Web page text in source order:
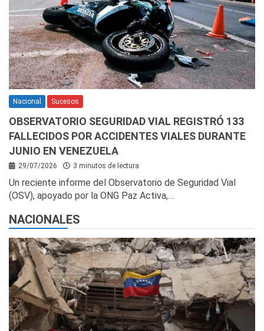
Nacional Sucesos
OBSERVATORIO SEGURIDAD VIAL REGISTRÓ 133
FALLECIDOS POR ACCIDENTES VIALES DURANTE
JUNIO EN VENEZUELA
29/07/2026 3 minutos de lectura
Un reciente informe del Observatorio de Seguridad Vial
(OSV), apoyado por la ONG Paz Activa,…
NACIONALES